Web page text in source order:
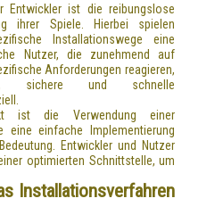
Entwickler ist die reibungslose
ihrer Spiele. Hierbei spielen
Installationswege eine
Nutzer, die zunehmend auf
Anforderungen reagieren,
sichere und schnelle
ist die Verwendung einer
eine einfache Implementierung
Entwickler und Nutzer
optimierten Schnittstelle, um
Installationsverfahren